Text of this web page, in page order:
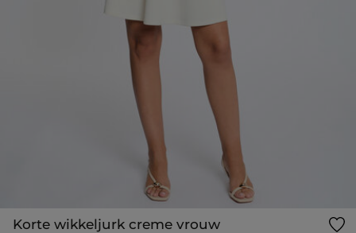
Korte wikkeljurk creme vrouw